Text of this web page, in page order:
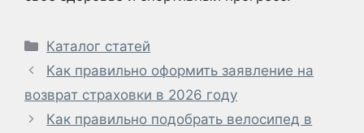
Рубрики
Каталог статей
Как правильно оформить заявление на
возврат страховки в 2026 году
Как правильно подобрать велосипед в